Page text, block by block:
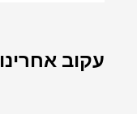
עקוב אחרינו